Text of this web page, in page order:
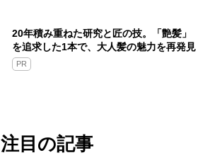
20年積み重ねた研究と匠の技。「艶髪」
を追求した1本で、大人髪の魅力を再発見
PR
注目の記事